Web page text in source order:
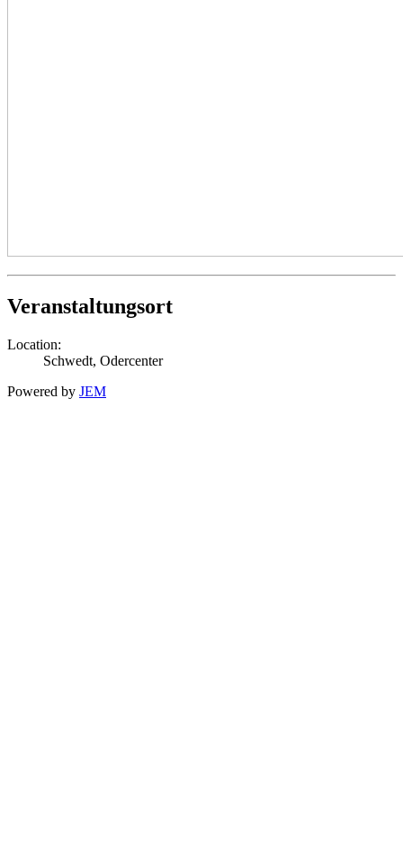
Veranstaltungsort
Location:
Schwedt, Odercenter
Powered by JEM